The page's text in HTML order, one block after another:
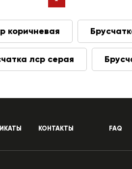
коричневая
лср серая
КОНТАКТЫ FAQ